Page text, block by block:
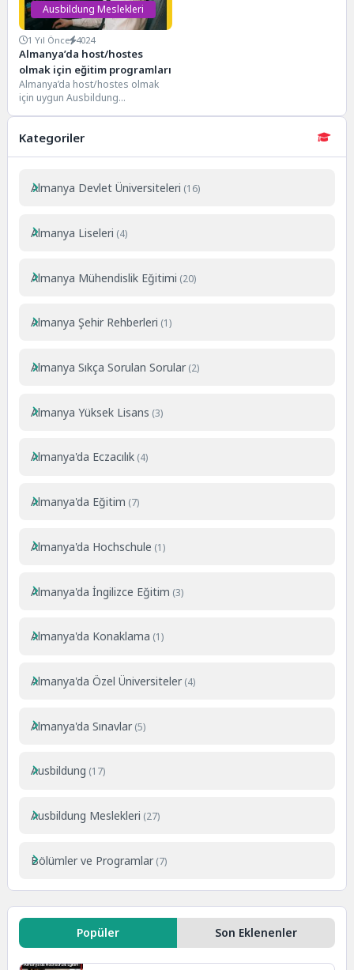
Ausbildung Meslekleri
1 Yıl Önce 4024
Almanya’da host/hostes
olmak için eğitim programları
Almanya’da host/hostes olmak
için uygun Ausbildung
Havacılıkta Hizmet Memuru...
Kategoriler
Almanya Devlet Üniversiteleri (16)
Almanya Liseleri (4)
Almanya Mühendislik Eğitimi (20)
Almanya Şehir Rehberleri (1)
Almanya Sıkça Sorulan Sorular (2)
Almanya Yüksek Lisans (3)
Almanya'da Eczacılık (4)
Almanya'da Eğitim (7)
Almanya'da Hochschule (1)
Almanya'da İngilizce Eğitim (3)
Almanya'da Konaklama (1)
Almanya'da Özel Üniversiteler (4)
Almanya'da Sınavlar (5)
Ausbildung (17)
Ausbildung Meslekleri (27)
Bölümler ve Programlar (7)
Popüler Son Eklenenler